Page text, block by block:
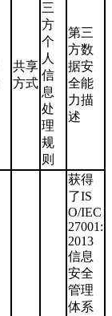
共享
方式
三
方
个
人
信
息
处
理
规
则
第三
方数
据安
全能
力描
述
获得
了IS
O/IEC
27001:
2013
信息
安全
管理
体系